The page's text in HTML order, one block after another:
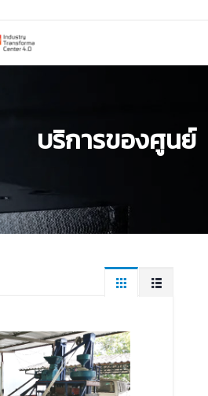
บริการของศูนย์